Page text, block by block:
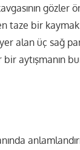
gözler
taze bir kaymak
alan üç sağ
aytışmanın